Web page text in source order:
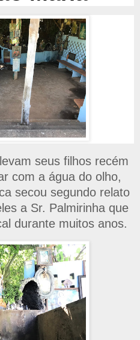
seus filhos recém
com a água do olho,
secou segundo relato
a Sr. Palmirinha que
durante muitos anos.